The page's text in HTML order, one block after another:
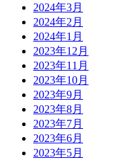
2024年3月
2024年2月
2024年1月
2023年12月
2023年11月
2023年10月
2023年9月
2023年8月
2023年7月
2023年6月
2023年5月